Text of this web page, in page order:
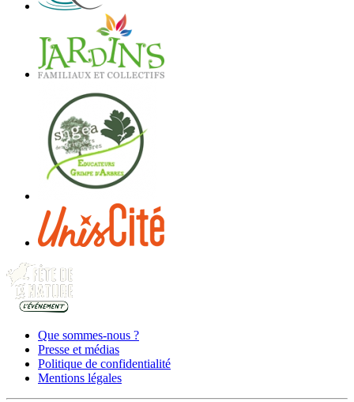
Que sommes-nous ?
Presse et médias
Politique de confidentialité
Mentions légales